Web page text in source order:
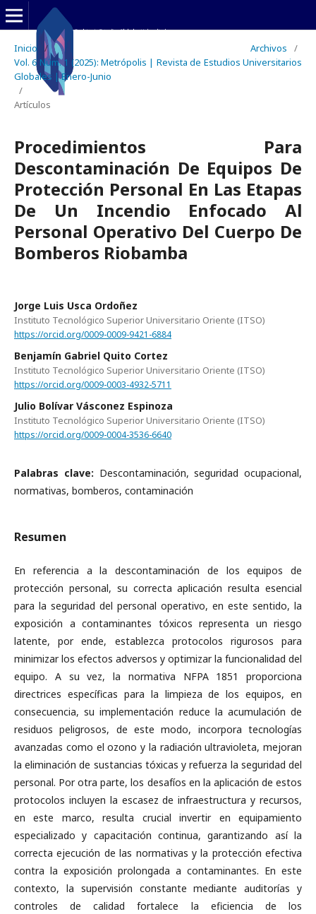
Inicio / Archivos
/
Vol. 6 Núm. 1 (2025): Metrópolis | Revista de Estudios Universitarios
Globales | Enero-Junio
/
Artículos
Procedimientos Para
Descontaminación De Equipos De
Protección Personal En Las Etapas
De Un Incendio Enfocado Al
Personal Operativo Del Cuerpo De
Bomberos Riobamba
Jorge Luis Usca Ordoñez
Instituto Tecnológico Superior Universitario Oriente (ITSO)
https://orcid.org/0009-0009-9421-6884
Benjamín Gabriel Quito Cortez
Instituto Tecnológico Superior Universitario Oriente (ITSO)
https://orcid.org/0009-0003-4932-5711
Julio Bolívar Vásconez Espinoza
Instituto Tecnológico Superior Universitario Oriente (ITSO)
https://orcid.org/0009-0004-3536-6640
Palabras clave: Descontaminación, seguridad ocupacional,
normativas, bomberos, contaminación
Resumen
En referencia a la descontaminación de los equipos de
protección personal, su correcta aplicación resulta esencial
para la seguridad del personal operativo, en este sentido, la
exposición a contaminantes tóxicos representa un riesgo
latente, por ende, establezca protocolos rigurosos para
minimizar los efectos adversos y optimizar la funcionalidad del
equipo. A su vez, la normativa NFPA 1851 proporciona
directrices específicas para la limpieza de los equipos, en
consecuencia, su implementación reduce la acumulación de
residuos peligrosos, de este modo, incorpora tecnologías
avanzadas como el ozono y la radiación ultravioleta, mejoran
la eliminación de sustancias tóxicas y refuerza la seguridad del
personal. Por otra parte, los desafíos en la aplicación de estos
protocolos incluyen la escasez de infraestructura y recursos,
en este marco, resulta crucial invertir en equipamiento
especializado y capacitación continua, garantizando así la
correcta ejecución de las normativas y la protección efectiva
contra la exposición prolongada a contaminantes. En este
contexto, la supervisión constante mediante auditorías y
controles de calidad fortalece la eficiencia de los